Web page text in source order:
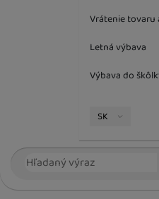
Vrátenie tovaru
Letná výbava
Výbava do
SK
Vyhľadávanie